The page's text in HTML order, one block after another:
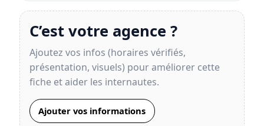
C’est votre agence ?
Ajoutez vos infos (horaires vérifiés,
présentation, visuels) pour améliorer cette
fiche et aider les internautes.
Ajouter vos informations